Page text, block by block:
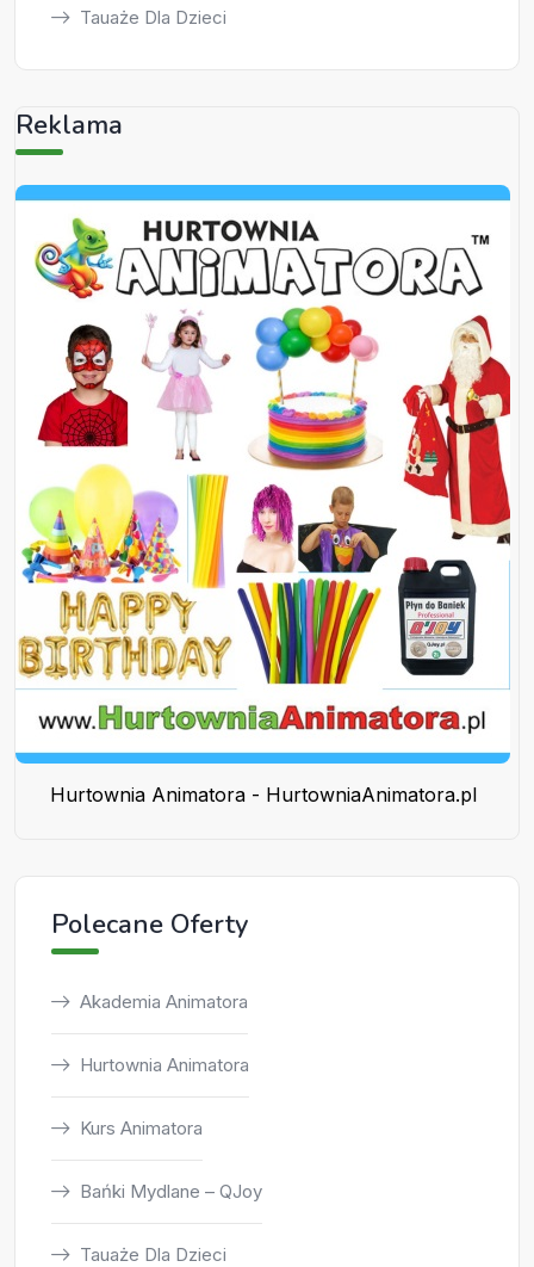
Tauaże Dla Dzieci
Reklama
Hurtownia Animatora - HurtowniaAnimatora.pl
Polecane Oferty
Akademia Animatora
Hurtownia Animatora
Kurs Animatora
Bańki Mydlane – QJoy
Tauaże Dla Dzieci